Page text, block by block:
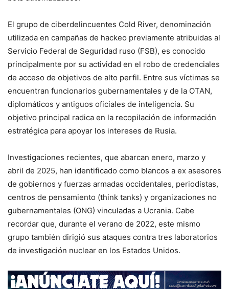
El grupo de ciberdelincuentes Cold River, denominación
utilizada en campañas de hackeo previamente atribuidas al
Servicio Federal de Seguridad ruso (FSB), es conocido
principalmente por su actividad en el robo de credenciales
de acceso de objetivos de alto perfil. Entre sus víctimas se
encuentran funcionarios gubernamentales y de la OTAN,
diplomáticos y antiguos oficiales de inteligencia. Su
objetivo principal radica en la recopilación de información
estratégica para apoyar los intereses de Rusia.
Investigaciones recientes, que abarcan enero, marzo y
abril de 2025, han identificado como blancos a ex asesores
de gobiernos y fuerzas armadas occidentales, periodistas,
centros de pensamiento (think tanks) y organizaciones no
gubernamentales (ONG) vinculadas a Ucrania. Cabe
recordar que, durante el verano de 2022, este mismo
grupo también dirigió sus ataques contra tres laboratorios
de investigación nuclear en los Estados Unidos.